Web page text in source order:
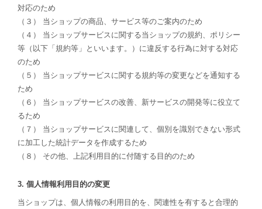
対応のため
（３） 当ショップの商品、サービス等のご案内のため
（４） 当ショップサービスに関する当ショップの規約、ポリシー
等（以下「規約等」といいます。）に違反する行為に対する対応
のため
（５） 当ショップサービスに関する規約等の変更などを通知する
ため
（６） 当ショップサービスの改善、新サービスの開発等に役立て
るため
（７） 当ショップサービスに関連して、個別を識別できない形式
に加工した統計データを作成するため
（８） その他、上記利用目的に付随する目的のため
3. 個人情報利用目的の変更
当ショップは、個人情報の利用目的を、関連性を有すると合理的